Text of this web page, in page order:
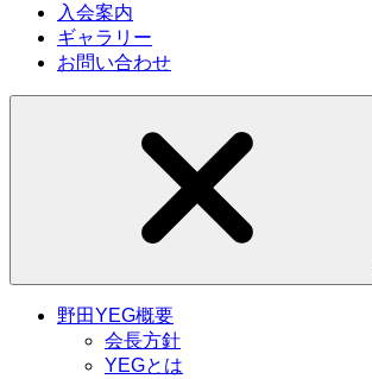
入会案内
ギャラリー
お問い合わせ
野田YEG概要
会長方針
YEGとは